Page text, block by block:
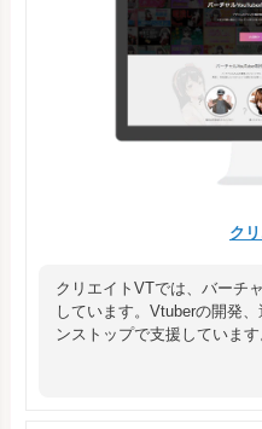
ク
クリエイトVTでは、バーチ
しています。Vtuberの開発
ンストップで支援していま